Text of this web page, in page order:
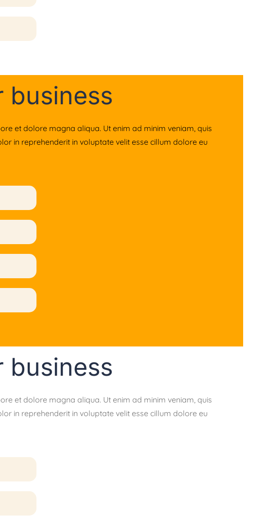
business
et dolore magna aliqua. Ut enim ad minim veniam, quis
in reprehenderit in voluptate velit esse cillum dolore eu
business
et dolore magna aliqua. Ut enim ad minim veniam, quis
in reprehenderit in voluptate velit esse cillum dolore eu